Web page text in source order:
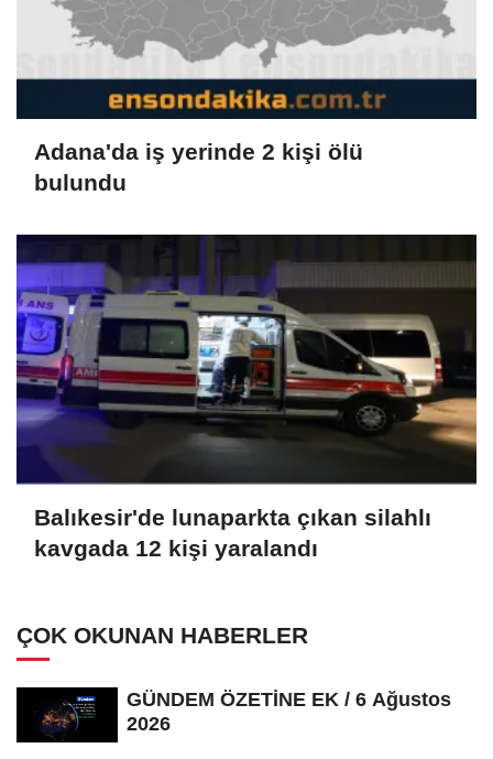
Adana'da iş yerinde 2 kişi ölü
bulundu
Balıkesir'de lunaparkta çıkan silahlı
kavgada 12 kişi yaralandı
ÇOK OKUNAN HABERLER
GÜNDEM ÖZETİNE EK / 6 Ağustos
2026